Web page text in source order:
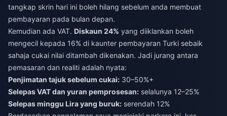
tangkap skrin hari ini boleh hilang sebelum anda membuat
pembayaran pada bulan depan.
Kemudian ada VAT. Diskaun 24% yang diiklankan boleh
mengecil kepada 16% di kaunter pembayaran Turki sebaik
sahaja cukai nilai ditambah dikenakan. Jadi jurang antara
pemasaran dan realiti adalah nyata:
Penjimatan tajuk sebelum cukai: 30–50%+
Selepas VAT dan yuran pemprosesan: selalunya 12–25%
Selepas minggu Lira yang buruk: serendah 12%